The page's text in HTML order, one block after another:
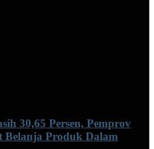
30,65 Persen, Pemprov
Belanja Produk Dalam